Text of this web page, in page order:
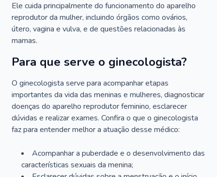
Ele cuida principalmente do funcionamento do aparelho
reprodutor da mulher, incluindo órgãos como ovários,
útero, vagina e vulva, e de questões relacionadas às
mamas.
Para que serve o ginecologista?
O ginecologista serve para acompanhar etapas
importantes da vida das meninas e mulheres, diagnosticar
doenças do aparelho reprodutor feminino, esclarecer
dúvidas e realizar exames. Confira o que o ginecologista
faz para entender melhor a atuação desse médico:
Acompanhar a puberdade e o desenvolvimento das
características sexuais da menina;